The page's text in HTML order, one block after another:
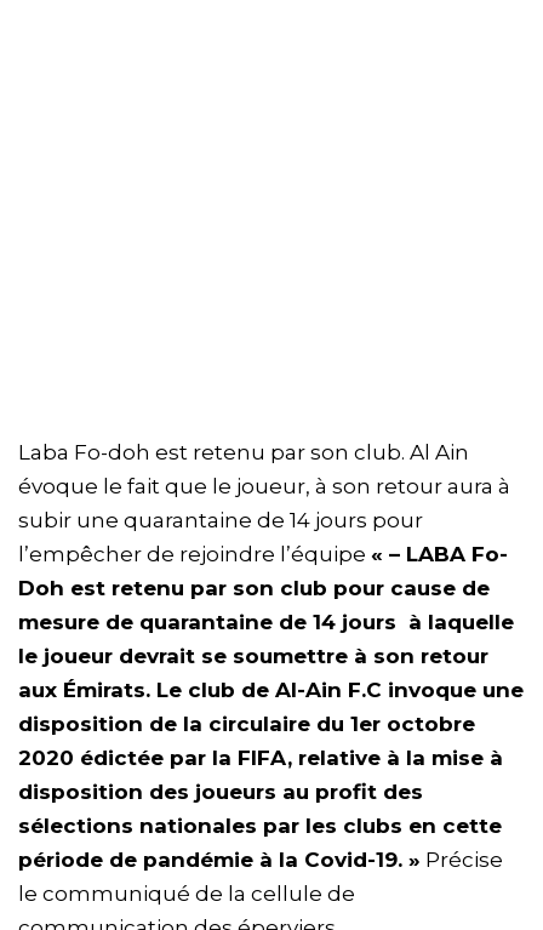
Laba Fo-doh est retenu par son club. Al Ain
évoque le fait que le joueur, à son retour aura à
subir une quarantaine de 14 jours pour
l’empêcher de rejoindre l’équipe « – LABA Fo-
Doh est retenu par son club pour cause de
mesure de quarantaine de 14 jours à laquelle
le joueur devrait se soumettre à son retour
aux Émirats. Le club de Al-Ain F.C invoque une
disposition de la circulaire du 1er octobre
2020 édictée par la FIFA, relative à la mise à
disposition des joueurs au profit des
sélections nationales par les clubs en cette
période de pandémie à la Covid-19. » Précise
le communiqué de la cellule de